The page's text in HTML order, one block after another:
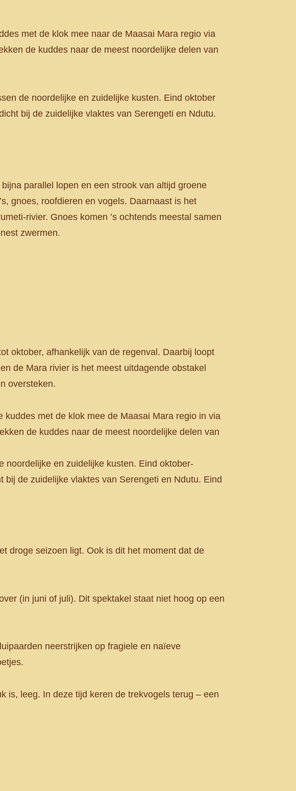
met de klok mee naar de Maasai Mara regio via
de kuddes naar de meest noordelijke delen van
de noordelijke en zuidelijke kusten. Eind oktober
bij de zuidelijke vlaktes van Serengeti en Ndutu.
parallel lopen en een strook van altijd groene
gnoes, roofdieren en vogels. Daarnaast is het
rivier. Gnoes komen ’s ochtends meestal samen
zwermen.
oktober, afhankelijk van de regenval. Daarbij loopt
de Mara rivier is het meest uitdagende obstakel
oversteken.
met de klok mee de Maasai Mara regio in via
de kuddes naar de meest noordelijke delen van
noordelijke en zuidelijke kusten. Eind oktober-
de zuidelijke vlaktes van Serengeti en Ndutu. Eind
droge seizoen ligt. Ook is dit het moment dat de
(in juni of juli). Dit spektakel staat niet hoog op een
neerstrijken op fragiele en naïeve
is, leeg. In deze tijd keren de trekvogels terug – een